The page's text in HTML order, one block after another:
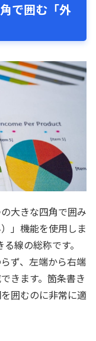
で囲む「外
大きな四角で囲み
」機能を使用しま
線の総称です。
ず、左端から右端
きます。箇条書き
囲むのに非常に適